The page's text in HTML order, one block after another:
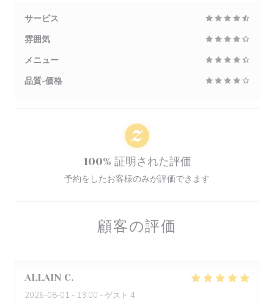
顧客の評価
ALLAIN C
2026-08-01 - 13:00 - ゲスト 4
サービス
雰囲気
メニュー
品質-価格
100% 証明された評価
予約をしたお客様のみが評価できます